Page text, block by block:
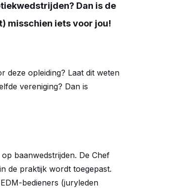
Dan is de
misschien iets voor jou!
deze opleiding? Laat dit weten
vereniging? Dan is
baanwedstrijden. De Chef
de praktijk wordt toegepast.
bedieners (juryleden